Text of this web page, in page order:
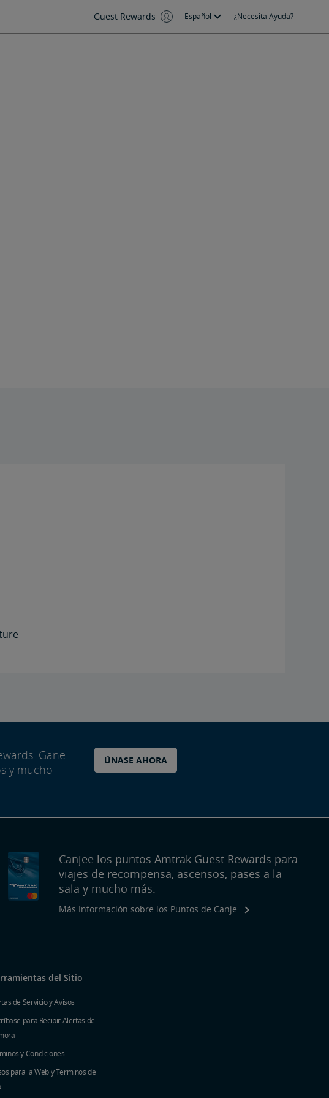
Guest Rewards Español ¿Necesita Ayuda?
Gane
y mucho
ÚNASE AHORA
Canjee los puntos Amtrak Guest Rewards para
viajes de recompensa, ascensos, pases a la
sala y mucho más.
Más Información sobre los Puntos de Canje
del Sitio
de Servicio y Avisos
para Recibir Alertas de
y Condiciones
para la Web y Términos de